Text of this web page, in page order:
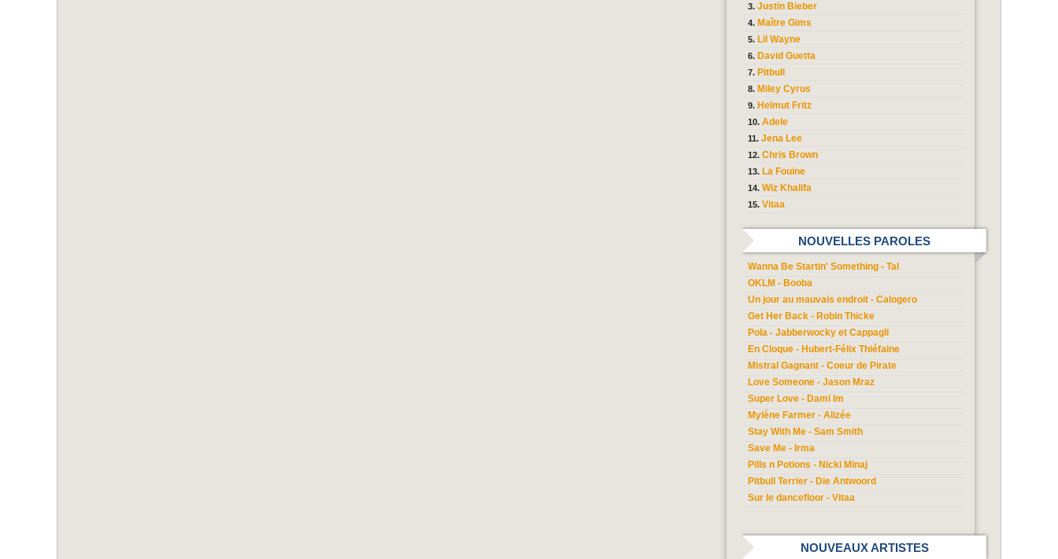
Justin Bieber
Maître Gims
Lil Wayne
David Guetta
Pitbull
Miley Cyrus
Helmut Fritz
Adele
Jena Lee
Chris Brown
La Fouine
Wiz Khalifa
Vitaa
NOUVELLES PAROLES
Wanna Be Startin' Something - Tal
OKLM - Booba
Un jour au mauvais endroit - Calogero
Get Her Back - Robin Thicke
Pola - Jabberwocky et Cappagli
En Cloque - Hubert-Félix Thiéfaine
Mistral Gagnant - Coeur de Pirate
Love Someone - Jason Mraz
Super Love - Dami Im
Mylène Farmer - Alizée
Stay With Me - Sam Smith
Save Me - Irma
Pills n Potions - Nicki Minaj
Pitbull Terrier - Die Antwoord
Sur le dancefloor - Vitaa
NOUVEAUX ARTISTES